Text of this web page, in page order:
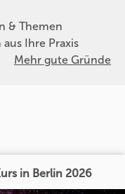
& Themen
Ihre Praxis
Mehr gute Gründe
in Berlin 2026